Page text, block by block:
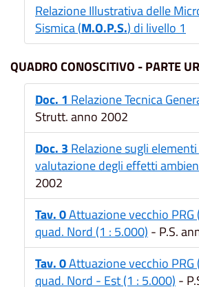
Relazione Illustrativa delle
Sismica (M.O.P.S.) di livello 1
QUADRO CONOSCITIVO - PARTE
Doc. 1 Relazione Tecnica
Strutt. anno 2002
Doc. 3 Relazione sugli
valutazione degli effetti
2002
Tav. 0Attuazione vecchio
quad. Nord (1 : 5.000) - P.S.
Tav. 0Attuazione vecchio
quad. Nord - Est (1 : 5.000) -